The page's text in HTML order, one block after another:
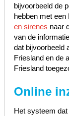
bijvoorbeeld de
hebben met
en sirenes naar
van de
dat bijvoorbeeld
Friesland en de
Friesland
Online
Het systeem